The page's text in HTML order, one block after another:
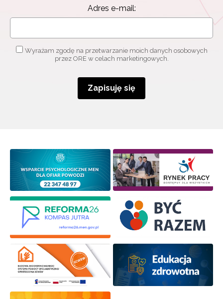
Adres e-mail:
Wyrażam zgodę na przetwarzanie moich danych osobowych
przez ORE w celach marketingowych.
Zapisuję się